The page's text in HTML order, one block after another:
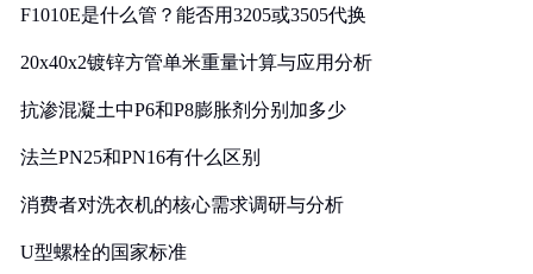
F1010E是什么管？能否用3205或3505代换
20x40x2镀锌方管单米重量计算与应用分析
抗渗混凝土中P6和P8膨胀剂分别加多少
法兰PN25和PN16有什么区别
消费者对洗衣机的核心需求调研与分析
U型螺栓的国家标准